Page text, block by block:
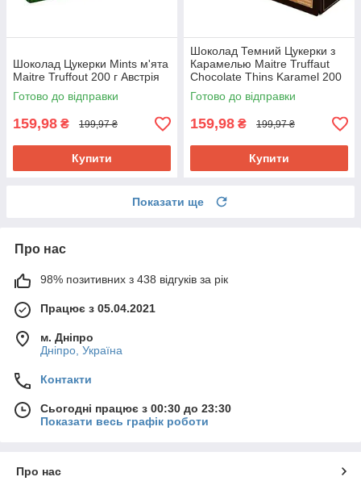
Шоколад Цукерки Mints м'ята
Maitre Truffout 200 г Австрія
Готово до відправки
159,98 ₴ 199,97 ₴
Купити
Шоколад Темний Цукерки з
Карамелью Maitre Truffaut
Chocolate Thins Karamel 200
г Австрія
Готово до відправки
159,98 ₴ 199,97 ₴
Купити
Показати ще
Про нас
98% позитивних з 438 відгуків за рік
Працює з 05.04.2021
м. Дніпро
Дніпро, Україна
Контакти
Сьогодні працює з 00:30 до 23:30
Показати весь графік роботи
Про нас